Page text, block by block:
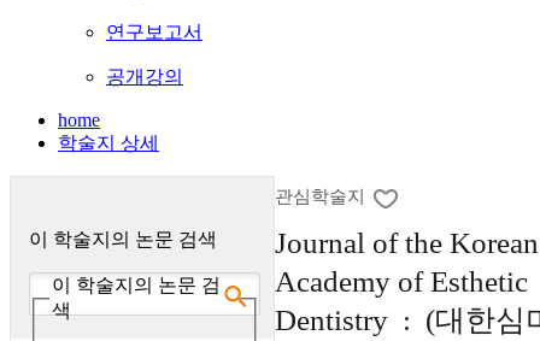
연구보고서
공개강의
home
학술지 상세
이 학술지의 논문 검색
이 학술지의 논문 검
색
관심학술지
Journal of the Korean
Academy of Esthetic
Dentistry : (대한심